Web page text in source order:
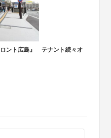
ント広島』 テナント続々オ